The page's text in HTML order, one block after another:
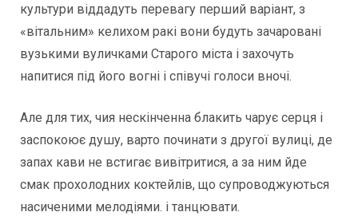
культури віддадуть перевагу перший варіант, з
«вітальним» келихом ракі вони будуть зачаровані
вузькими вуличками Старого міста і захочуть
напитися під його вогні і співучі голоси вночі.
Але для тих, чия нескінченна блакить чарує серця і
заспокоює душу, варто починати з другої вулиці, де
запах кави не встигає вивітритися, а за ним йде
смак прохолодних коктейлів, що супроводжуються
насиченими мелодіями. і танцювати.